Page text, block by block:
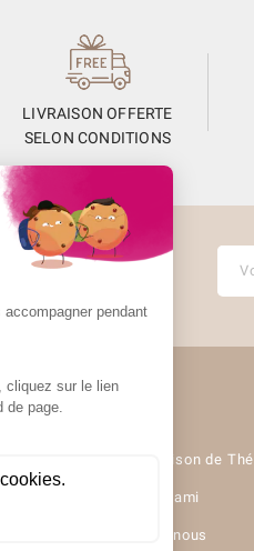
LIVRAISON OFFERTE
SELON CONDITIONS
la Newsletter
l’actualité Unami
UNAMI Maison de Thé
Ateliers Unami
Contactez-nous